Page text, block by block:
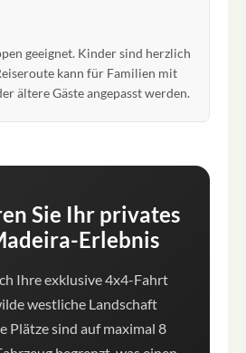
geeignet. Kinder sind herzlich
kann für Familien mit
ältere Gäste angepasst werden.
Sie Ihr privates
Erlebnis
Ihre exklusive 4x4-Fahrt
westliche Landschaft
Plätze sind auf maximal 8